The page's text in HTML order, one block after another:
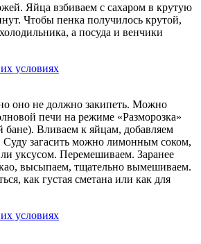
Яйца взбиваем с сахаром в крутую
Чтобы пенка получилось крутой,
а посуда и венчики
оно не должно закипеть. Можно
печи на режиме «Разморозка»
бане). Вливаем к яйцам, добавляем
загасить можно лимонным соком,
уксусом. Перемешиваем. Заранее
высыпаем, тщательно вымешиваем.
как густая сметана или как для